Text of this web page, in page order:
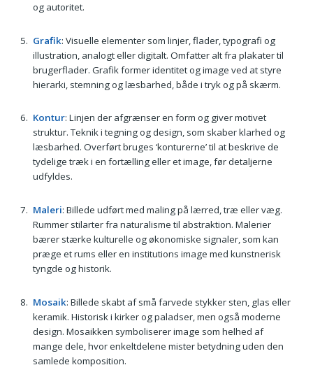
og autoritet.
Grafik: Visuelle elementer som linjer, flader, typografi og
illustration, analogt eller digitalt. Omfatter alt fra plakater til
brugerflader. Grafik former identitet og image ved at styre
hierarki, stemning og læsbarhed, både i tryk og på skærm.
Kontur: Linjen der afgrænser en form og giver motivet
struktur. Teknik i tegning og design, som skaber klarhed og
læsbarhed. Overført bruges ‘konturerne’ til at beskrive de
tydelige træk i en fortælling eller et image, før detaljerne
udfyldes.
Maleri: Billede udført med maling på lærred, træ eller væg.
Rummer stilarter fra naturalisme til abstraktion. Malerier
bærer stærke kulturelle og økonomiske signaler, som kan
præge et rums eller en institutions image med kunstnerisk
tyngde og historik.
Mosaik: Billede skabt af små farvede stykker sten, glas eller
keramik. Historisk i kirker og paladser, men også moderne
design. Mosaikken symboliserer image som helhed af
mange dele, hvor enkeltdelene mister betydning uden den
samlede komposition.